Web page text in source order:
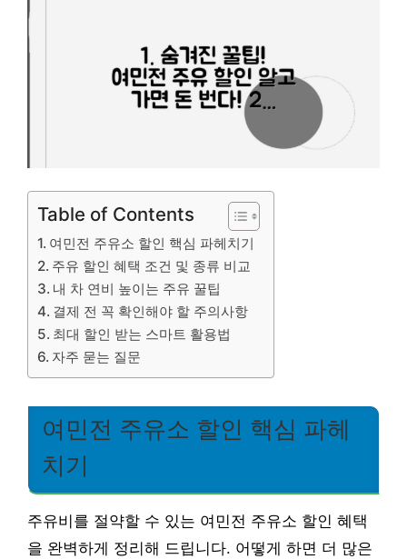
Table of Contents
여민전 주유소 할인 핵심 파헤치기
주유 할인 혜택 조건 및 종류 비교
내 차 연비 높이는 주유 꿀팁
결제 전 꼭 확인해야 할 주의사항
최대 할인 받는 스마트 활용법
자주 묻는 질문
여민전 주유소 할인 핵심 파헤
치기
주유비를 절약할 수 있는 여민전 주유소 할인 혜택
을 완벽하게 정리해 드립니다. 어떻게 하면 더 많은